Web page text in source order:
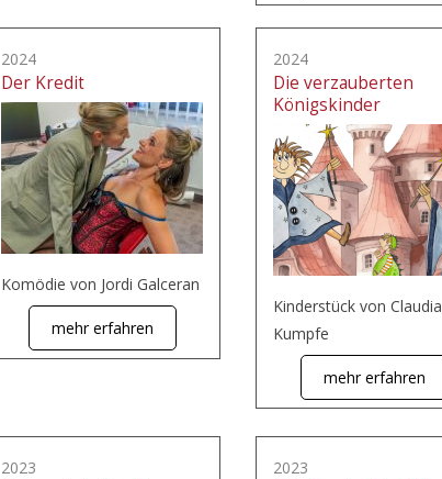
2024
Der Kredit
Komödie von Jordi Galceran
mehr erfahren
2024
Die verzauberten
Königskinder
Kinderstück von Claudia
Kumpfe
mehr erfahren
2023 2023